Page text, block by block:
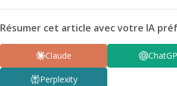
Résumer cet article avec votre IA
Claude
Perplexity